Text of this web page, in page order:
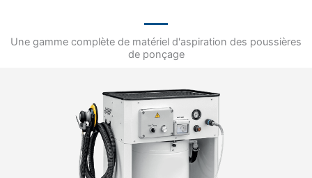
Une gamme complète de matériel d'aspiration des poussières
de ponçage